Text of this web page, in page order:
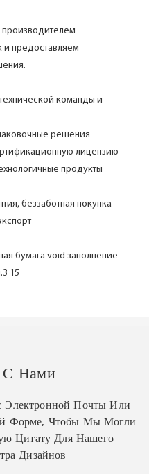
предоставляем
команды и
решения
лицензию
продукты
беззаботная покупка
С Нами
Электронной Почты Или
Форме, Чтобы Мы Могли
Цитату Для Нашего
Дизайнов